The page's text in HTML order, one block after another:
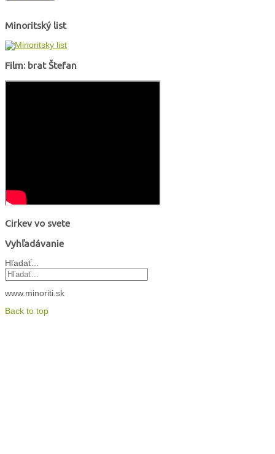
Minoritský list
Film: brat Štefan
Cirkev vo svete
Vyhľadávanie
Hľadať...
www.minoriti.sk
Back to top